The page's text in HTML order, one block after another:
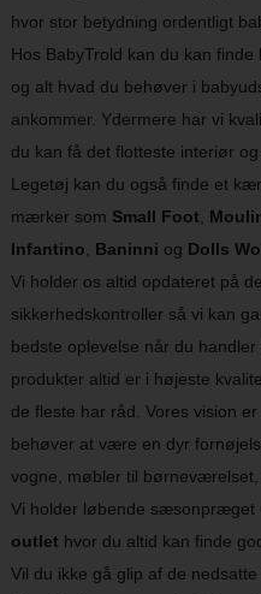
hvor stor betydning ordentligt
Hos BabyTrold kan du kan finde
og alt hvad du behøver i
ankommer. Ydermere har vi
du kan få det flotteste interiør
Legetøj kan du også finde et
mærker som Small Foot
Infantino
Baninni og Dolls
Vi holder os altid opdateret på
sikkerhedskontroller så vi kan
bedste oplevelse når du
produkter altid er i højeste
de fleste har råd. Vores vision
behøver at være en dyr
vogne, møbler til
Vi holder løbende sæsonpræget
outlet hvor du altid kan finde
Vil du ikke gå glip af de